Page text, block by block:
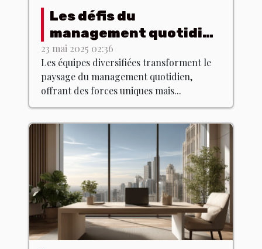
Les défis du
management quotidien
dans les équipes
diversifiées
23 mai 2025 02:36
Les équipes diversifiées transforment le
paysage du management quotidien,
offrant des forces uniques mais...